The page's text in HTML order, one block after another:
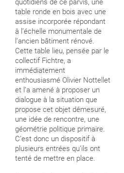
quotidiens de ce parvis, une
table ronde en bois avec une
assise incorporée répondant
à l’échelle monumentale de
l’ancien bâtiment rénové.
Cette table lieu, pensée par le
collectif Fichtre, a
immédiatement
enthousiasmé Olivier Nottellet
et l’a amené à proposer un
dialogue à la situation que
propose cet objet démesuré,
une idée de rencontre, une
géométrie politique primaire.
C’est donc un dispositif à
plusieurs entrées qu’ils ont
tenté de mettre en place.